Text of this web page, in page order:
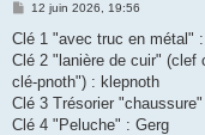
M
s
a
g
12 juin 2026, 19:56
Clé 1 "avec truc en métal"
Clé 2 "lanière de cuir" (clef
clé-pnoth") : klepnoth
Clé 3 Trésorier
Clé 4 "Peluche" : Gerg